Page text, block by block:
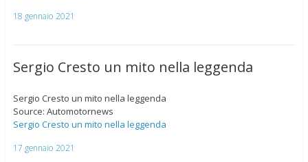
18 gennaio 2021
Sergio Cresto un mito nella leggenda
Sergio Cresto un mito nella leggenda
Source: Automotornews
Sergio Cresto un mito nella leggenda
17 gennaio 2021